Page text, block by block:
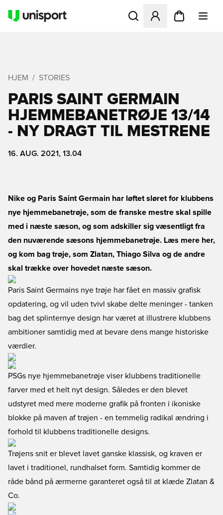
Åbner en Modal til at
HJEM STORIES
PARIS SAINT GERMAIN
HJEMMEBANETRØJE 13/14
- NY DRAGT TIL MESTRENE
16. AUG. 2021, 13.04
Nike og Paris Saint Germain har løftet sløret for klubbens
nye hjemmebanetrøje, som de franske mestre skal spille
med i næste sæson, og som adskiller sig væsentligt fra
den nuværende sæsons hjemmebanetrøje. Læs mere her,
og kom bag trøje, som Zlatan, Thiago Silva og de andre
skal trække over hovedet næste sæson.
Paris Saint Germains nye trøje har fået en massiv grafisk
opdatering, og vil uden tvivl skabe delte meninger - tanken
bag det splinternye design har været at illustrere klubbens
ambitioner samtidig med at bevare dens mange historiske
værdier.
PSGs nye hjemmebanetrøje viser klubbens traditionelle
farver med et helt nyt design. Således er den blevet
udstyret med mere moderne grafik på fronten i ikoniske
blokke på maven af trøjen - en temmelig radikal ændring i
forhold til klubbens traditionelle designs.
Trøjens snit er blevet lavet ganske klassisk, og kraven er
lavet i traditionel, rundhalset form. Samtidig kommer de
råde bånd på ærmerne garanteret også til at klæde Zlatan &
Co.